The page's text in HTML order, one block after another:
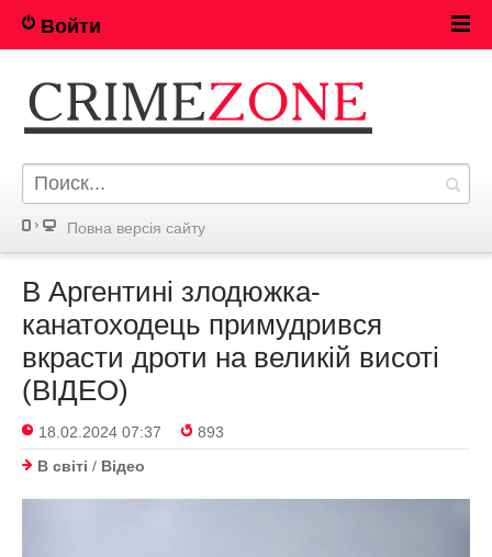
Войти
Повна версія сайту
В Аргентині злодюжка-
канатоходець примудрився
вкрасти дроти на великій висоті
(ВІДЕО)
18.02.2024 07:37
893
В світі / Відео